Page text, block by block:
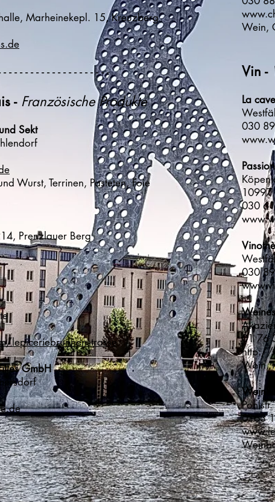
Marheinekepl. 15, Kreuzberg
- - - - - - - - - - - - - - - - - - - -
- Französische Produkte
Sekt
Wurst, Terrinen, Pasteten, Foie
214, Prenzlauer Berg
lepiceriebrunnenstrasse
GmbH
Wein,
Vin -
La
030
030
030
01 76
http://